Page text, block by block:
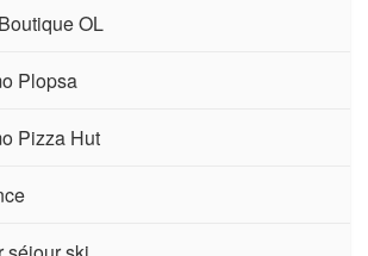
OL
Plopsa
Pizza Hut